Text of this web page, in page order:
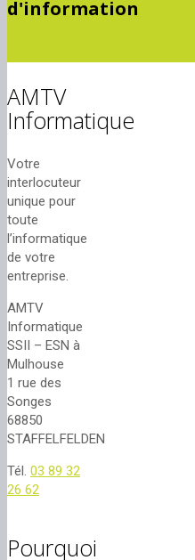
d'information
AMTV
Informatique
Votre
interlocuteur
unique pour
toute
l’informatique
de votre
entreprise.
AMTV
Informatique
SSII – ESN à
Mulhouse
1 rue des
Songes
68850
STAFFELFELDEN
Tél. 03 89 32
26 62
Pourquoi